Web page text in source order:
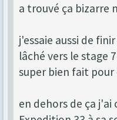
a trouvé ça bizarre
j'essaie aussi de
lâché vers le stage
super bien fait pour
en dehors de ça j'ai